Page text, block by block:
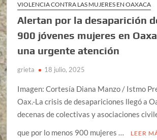
VIOLENCIA CONTRA LAS MUJERES EN OAXACA
Alertan por la desaparición
900 jóvenes mujeres en
una urgente atención
grieta 18 julio, 2025
Imagen: Cortesía Diana Manzo / Istmo
Oax.-La crisis de desapariciones llegó a
decenas de colectivas y asociaciones
que por lo menos 900 mujeres …
LEER